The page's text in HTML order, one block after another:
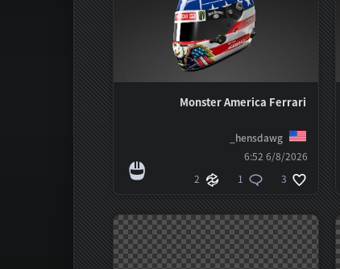
Monster America Ferrari
hensdawg_
6/8/2026 6:52
3
1
2